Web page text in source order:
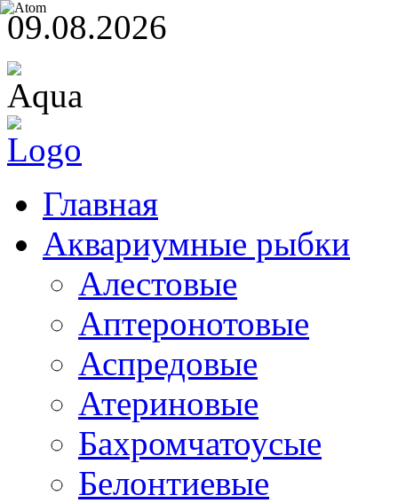
09.08.2026
Главная
Аквариумные рыбки
Алестовые
Аптеронотовые
Аспредовые
Атериновые
Бахромчатоусые
Белонтиевые